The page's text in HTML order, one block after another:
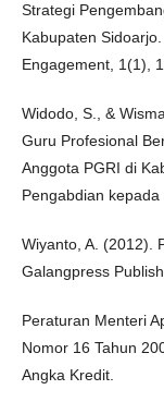
Strategi
Kabupaten
Engagement, 1(1),
Widodo, S., &
Guru Profesional
Anggota PGRI di
Pengabdian
Wiyanto, A. (2012).
Galangpress
Peraturan Menteri
Nomor 16 Tahun
Angka Kredit.